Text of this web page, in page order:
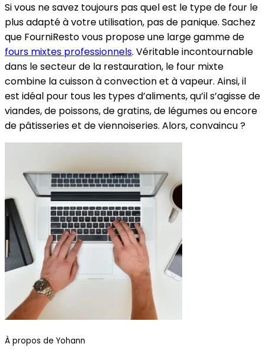
Si vous ne savez toujours pas quel est le type de four le
plus adapté à votre utilisation, pas de panique. Sachez
que FourniResto vous propose une large gamme de
fours mixtes professionnels. Véritable incontournable
dans le secteur de la restauration, le four mixte
combine la cuisson à convection et à vapeur. Ainsi, il
est idéal pour tous les types d’aliments, qu’il s’agisse de
viandes, de poissons, de gratins, de légumes ou encore
de pâtisseries et de viennoiseries. Alors, convaincu ?
À propos de Yohann